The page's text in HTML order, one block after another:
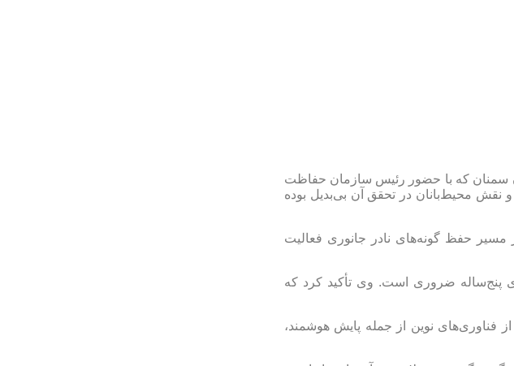
سمنان که با حضور رئیس سازمان حفاظت
محیط‌بانان در تحقق آن بی‌بدیل بوده
مسیر حفظ گونه‌های نادر جانوری فعالیت
پنج‌ساله ضروری است. وی تأکید کرد که
فناوری‌های نوین از جمله پایش هوشمند،